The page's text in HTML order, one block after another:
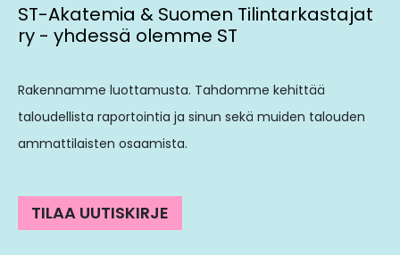
ST-Akatemia & Suomen Tilintarkastajat
ry - yhdessä olemme ST
Rakennamme luottamusta. Tahdomme kehittää
taloudellista raportointia ja sinun sekä muiden talouden
ammattilaisten osaamista.
TILAA UUTISKIRJE